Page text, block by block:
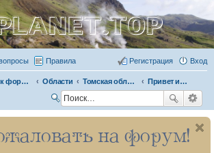
Правила Вход
Регистрация
Список форумов Области Томская область 70 Привет из прошлого
ск
на форум!